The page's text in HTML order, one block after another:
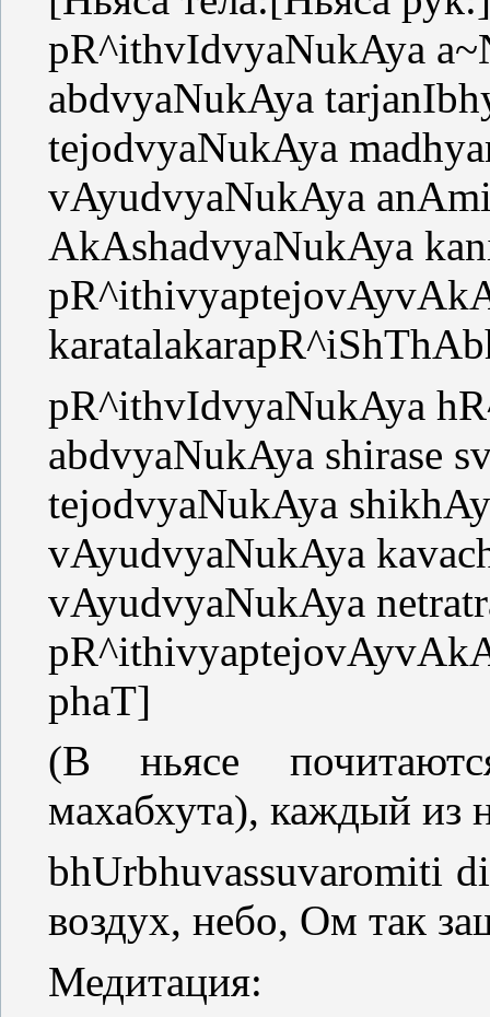
pR^ithvIdvyaNukAya
abdvyaNukAya
tejodvyaNukAya
vAyudvyaNukAya
AkAshadvyaNukAya
pR^ithvIdvyaNukAya
abdvyaNukAya shirase
tejodvyaNukAya
vAyudvyaNukAya
vAyudvyaNukAya
phaT]
(В ньясе
махабхута), каждый из
bhUrbhuvassuvaromiti
воздух, небо, Ом так
Медитация: